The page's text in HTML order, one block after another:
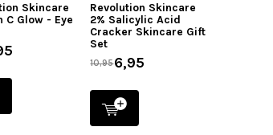
Skincare
C Glow - Eye
Revolution Skincare
2% Salicylic Acid
Cracker Skincare Gift
Set
10,956,95